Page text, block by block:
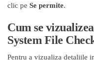
clic pe Se permite.
Cum se
System File
Pentru a vizualiza detaliile